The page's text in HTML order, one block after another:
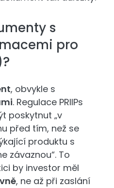
s
pro
, obvykle s
. Regulace PRIIPs
poskytnut „v
před tím, než se
produktu s
závaznou“. To
by investor měl
, ne až při zaslání